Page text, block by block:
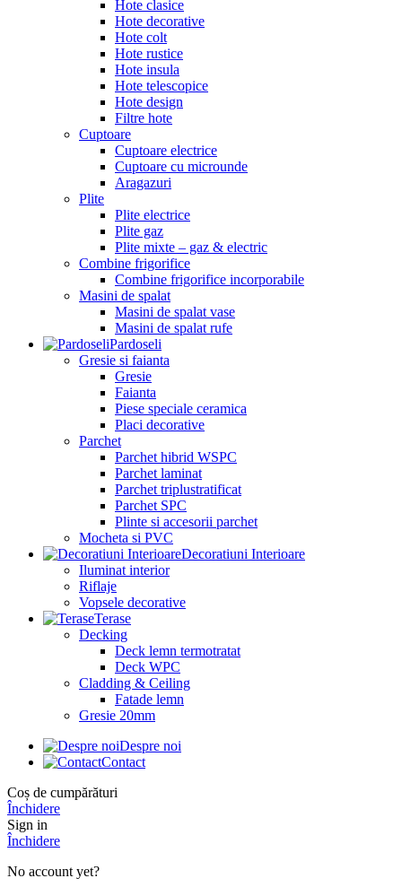
Hote clasice
Hote decorative
Hote colt
Hote rustice
Hote insula
Hote telescopice
Hote design
Filtre hote
Cuptoare
Cuptoare electrice
Cuptoare cu microunde
Aragazuri
Plite
Plite electrice
Plite gaz
Plite mixte – gaz & electric
Combine frigorifice
Combine frigorifice incorporabile
Masini de spalat
Masini de spalat vase
Masini de spalat rufe
Pardoseli
Gresie si faianta
Gresie
Faianta
Piese speciale ceramica
Placi decorative
Parchet
Parchet hibrid WSPC
Parchet laminat
Parchet triplustratificat
Parchet SPC
Plinte si accesorii parchet
Mocheta si PVC
Decoratiuni Interioare
Iluminat interior
Riflaje
Vopsele decorative
Terase
Decking
Deck lemn termotratat
Deck WPC
Cladding & Ceiling
Fatade lemn
Gresie 20mm
Despre noi
Contact
Coș de cumpărături
Închidere
Sign in
Închidere
No account yet?